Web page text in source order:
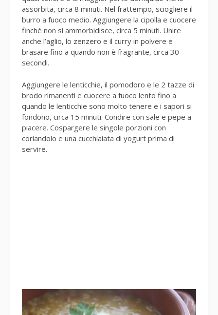
assorbita, circa 8 minuti. Nel frattempo, sciogliere il
burro a fuoco medio. Aggiungere la cipolla e cuocere
finché non si ammorbidisce, circa 5 minuti. Unire
anche l’aglio, lo zenzero e il curry in polvere e
brasare fino a quando non è fragrante, circa 30
secondi.
Aggiungere le lenticchie, il pomodoro e le 2 tazze di
brodo rimanenti e cuocere a fuoco lento fino a
quando le lenticchie sono molto tenere e i sapori si
fondono, circa 15 minuti. Condire con sale e pepe a
piacere. Cospargere le singole porzioni con
coriandolo e una cucchiaiata di yogurt prima di
servire.